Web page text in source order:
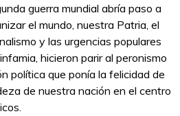
guerra mundial abría paso a
el mundo, nuestra Patria, el
y las urgencias populares
hicieron parir al peronismo
política que ponía la felicidad de
de nuestra nación en el centro